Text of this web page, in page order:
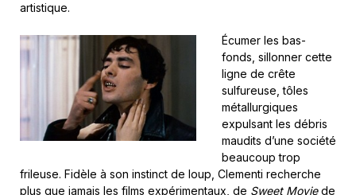
artistique.
Écumer les bas-
fonds, sillonner cette
ligne de crête
sulfureuse, tôles
métallurgiques
expulsant les débris
maudits d’une société
beaucoup trop
frileuse. Fidèle à son instinct de loup, Clementi recherche
plus que jamais les films expérimentaux, de Sweet Moviede